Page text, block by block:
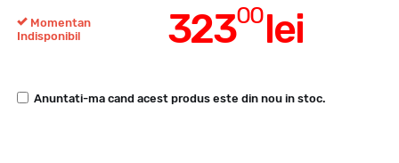
32300lei
Momentan
Indisponibil
Anuntati-ma cand acest produs este din nou in stoc.